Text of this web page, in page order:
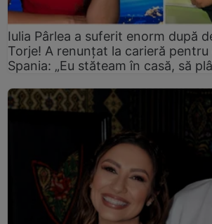
Iulia Pârlea a suferit enorm după
Torje! A renunțat la carieră
Spania: „Eu stăteam în casă, să